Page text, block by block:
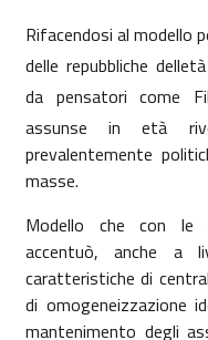
Rifacendosi al modello
delle repubbliche
da pensatori come
assunse in età
prevalentemente
masse.
Modello che con le
accentuò, anche a
caratteristiche di
di omogeneizzazione
mantenimento degli